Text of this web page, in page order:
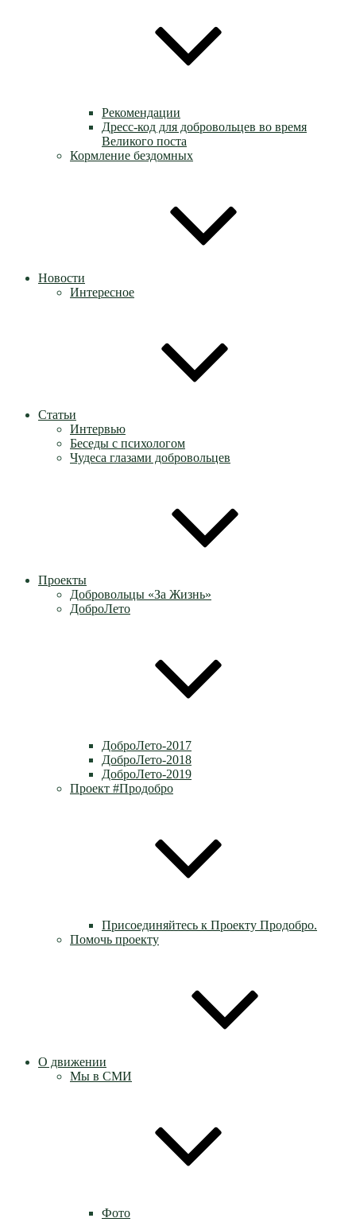
Рекомендации
Дресс-код для добровольцев во время
Великого поста
Кормление бездомных
Новости
Интересное
Статьи
Интервью
Беседы с психологом
Чудеса глазами добровольцев
Проекты
Добровольцы «За Жизнь»
ДоброЛето
ДоброЛето-2017
ДоброЛето-2018
ДоброЛето-2019
Проект #Продобро
Присоединяйтесь к Проекту Продобро.
Помочь проекту
О движении
Мы в СМИ
Фото